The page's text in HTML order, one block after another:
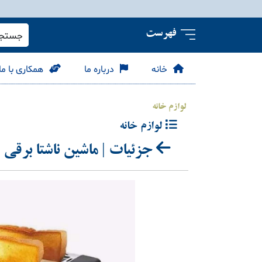
فهرست
خانه درباره ما همکاری با
لوازم خانه
لوازم خانه
جزئیات | ماشین ناشتا برقی